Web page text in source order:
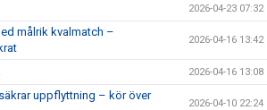
2026-04-23 07:32
målrik kvalmatch –
2026-04-16 13:42
2026-04-16 13:08
uppflyttning – kör över
2026-04-10 22:24